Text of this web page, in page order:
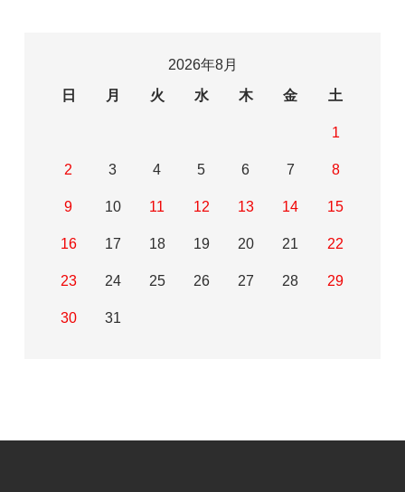
2026年8月
日
月 火 水 木 金 土
1
2 3 4 5 6 7 8
9 10 11 12 13 14 15
16 17 18 19 20 21 22
23 24 25 26 27 28 29
30 31